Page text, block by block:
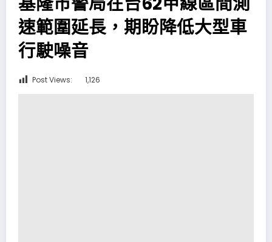
速範圍延長，期盼降低大型車
行駛噪音
Post Views: 1,126